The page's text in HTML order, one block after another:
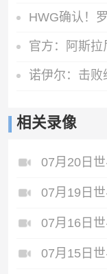
相关录像
07月20日
07月19日
07月15日